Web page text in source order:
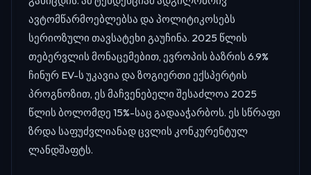
ავტომწარმოებლებსა და პოლიტიკოსებს
სერიოზული თავსატეხი გაუჩინა. 2025 წლის
თებერვლის მონაცემებით, ევროპის ბაზრის 6.9%
ჩინურ EV-ს უკავია და ზოგიერთი ექსპერტის
პროგნოზით, ეს მაჩვენებელი შესაძლოა 2025
წლის ბოლომდე 15%-საც გადააჭარბოს. ეს სწრაფი
ზრდა საფუძვლიანად ცვლის კონკურენტულ
ლანდშაფტს.